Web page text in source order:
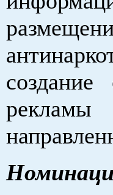
создание